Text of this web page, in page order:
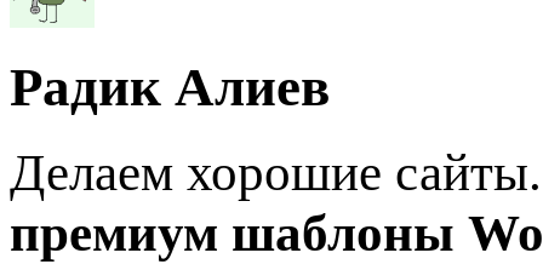
Радик Алиев
Делаем хорошие
премиум шаблоны